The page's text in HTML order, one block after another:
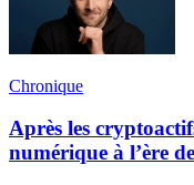
Chronique
Après les
numérique à l’ère